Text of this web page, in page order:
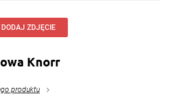
DODAJ ZDJĘCIE
Knorr
produktu